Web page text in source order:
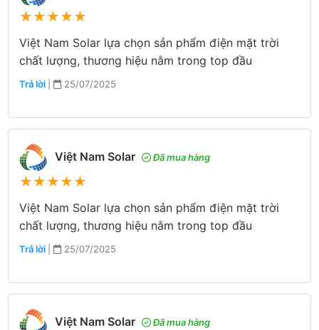
★★★★★
Việt Nam Solar lựa chọn sản phẩm điện mặt trời
chất lượng, thương hiệu nằm trong top đầu
Trả lời | 25/07/2025
Việt Nam Solar Đã mua hàng
★★★★★
Việt Nam Solar lựa chọn sản phẩm điện mặt trời
chất lượng, thương hiệu nằm trong top đầu
Trả lời | 25/07/2025
Việt Nam Solar Đã mua hàng